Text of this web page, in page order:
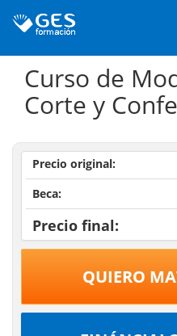
Curso de
Corte y
Precio original:
Beca:
Precio final:
QUIERO